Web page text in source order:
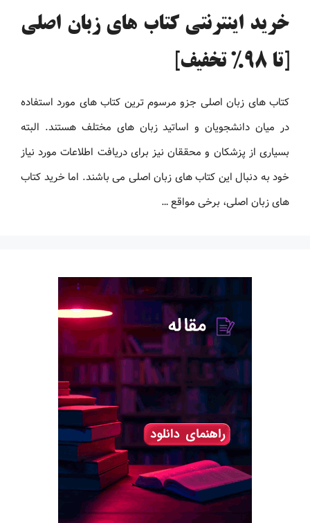
خرید اینترنتی کتاب های زبان اصلی
[تا 98% تخفیف]
کتاب های زبان اصلی جزو مرسوم ترین کتاب های مورد استفاده
در میان دانشجویان و اساتید زبان های مختلف هستند. البته
بسیاری از پزشکان و محققان نیز برای دریافت اطلاعات مورد نیاز
خود به دنبال این کتاب های زبان اصلی می باشند. اما خرید کتاب
های زبان اصلی، برخی مواقع …